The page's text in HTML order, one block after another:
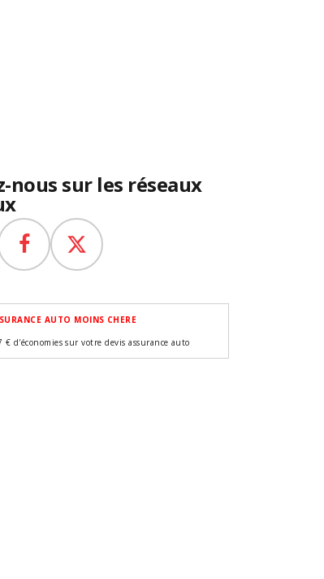
nous sur les réseaux
AUTO MOINS CHERE
€ d'économies sur votre devis assurance auto